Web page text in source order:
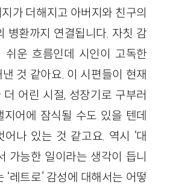
가 더해지고 아버지와 친구의
병환까지 연결됩니다. 자칫 감
쉬운 흐름인데 시인이 고독한
것 같아요. 이 시편들이 현재
어린 시절, 성장기로 구부러
지어에 잠식될 수도 있을 텐데
어나 있는 것 같고요. 역시 ‘대
가능한 일이라는 생각이 듭니
‘레트로’ 감성에 대해서는 어떻